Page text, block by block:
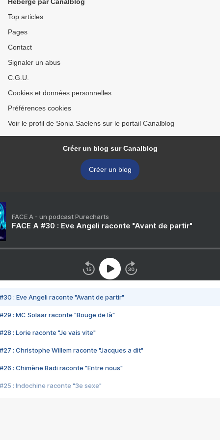
Top articles
Pages
Contact
Signaler un abus
C.G.U.
Cookies et données personnelles
Préférences cookies
Voir le profil de Sonia Saelens sur le portail Canalblog
Créer un blog sur Canalblog
Créer un blog
FACE A - un podcast Purecharts
FACE A #30 : Eve Angeli raconte "Avant de partir"
#30 : Eve Angeli raconte "Avant de partir"
#29 : MC Solaar raconte "Bouge de là"
#28 : Lorie raconte "Je vais vite"
#27 : Christophe Willem raconte "Jacques a dit"
#26 : Chimène Badi raconte "Entre nous"
#25 : Indochine raconte "3e sexe"